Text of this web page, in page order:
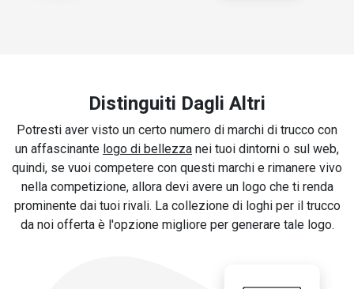
Distinguiti Dagli Altri
Potresti aver visto un certo numero di marchi di trucco con
un affascinante logo di bellezza nei tuoi dintorni o sul web,
quindi, se vuoi competere con questi marchi e rimanere vivo
nella competizione, allora devi avere un logo che ti renda
prominente dai tuoi rivali. La collezione di loghi per il trucco
da noi offerta è l'opzione migliore per generare tale logo.